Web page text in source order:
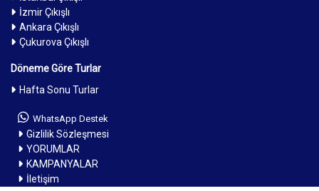
İzmir Çıkışlı
Ankara Çıkışlı
Çukurova Çıkışlı
Döneme Göre Turlar
Hafta Sonu Turlar
WhatsApp Destek
Gizlilik Sözleşmesi
YORUMLAR
KAMPANYALAR
İletişim